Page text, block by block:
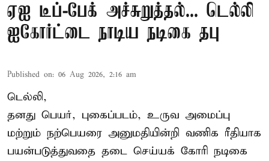
ஏஐ டீப்-பேக் அச்சுறுத்தல்... டெல்லி
ஐகோர்ட்டை நாடிய நடிகை தபு
Published on: 06 Aug 2026, 2:16 am
டெல்லி,
தனது பெயர், புகைப்படம், உருவ அமைப்பு
மற்றும் நற்பெயரை அனுமதியின்றி வணிக ரீதியாக
பயன்படுத்துவதை தடை செய்யக் கோரி நடிகை